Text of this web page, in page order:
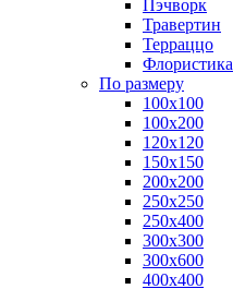
Пэчворк
Травертин
Терраццо
Флористика
По размеру
100х100
100х200
120х120
150х150
200х200
250х250
250х400
300х300
300х600
400х400